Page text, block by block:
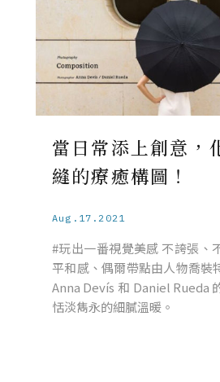
當日常添上創意，
縫的療癒構圖！
Aug.17.2021
#玩出一番視覺美感 不誇張、
平和感、偶爾帶點由人物喬裝
Anna Devís 和 Daniel Rueda
恬淡雋永的細膩溫暖。